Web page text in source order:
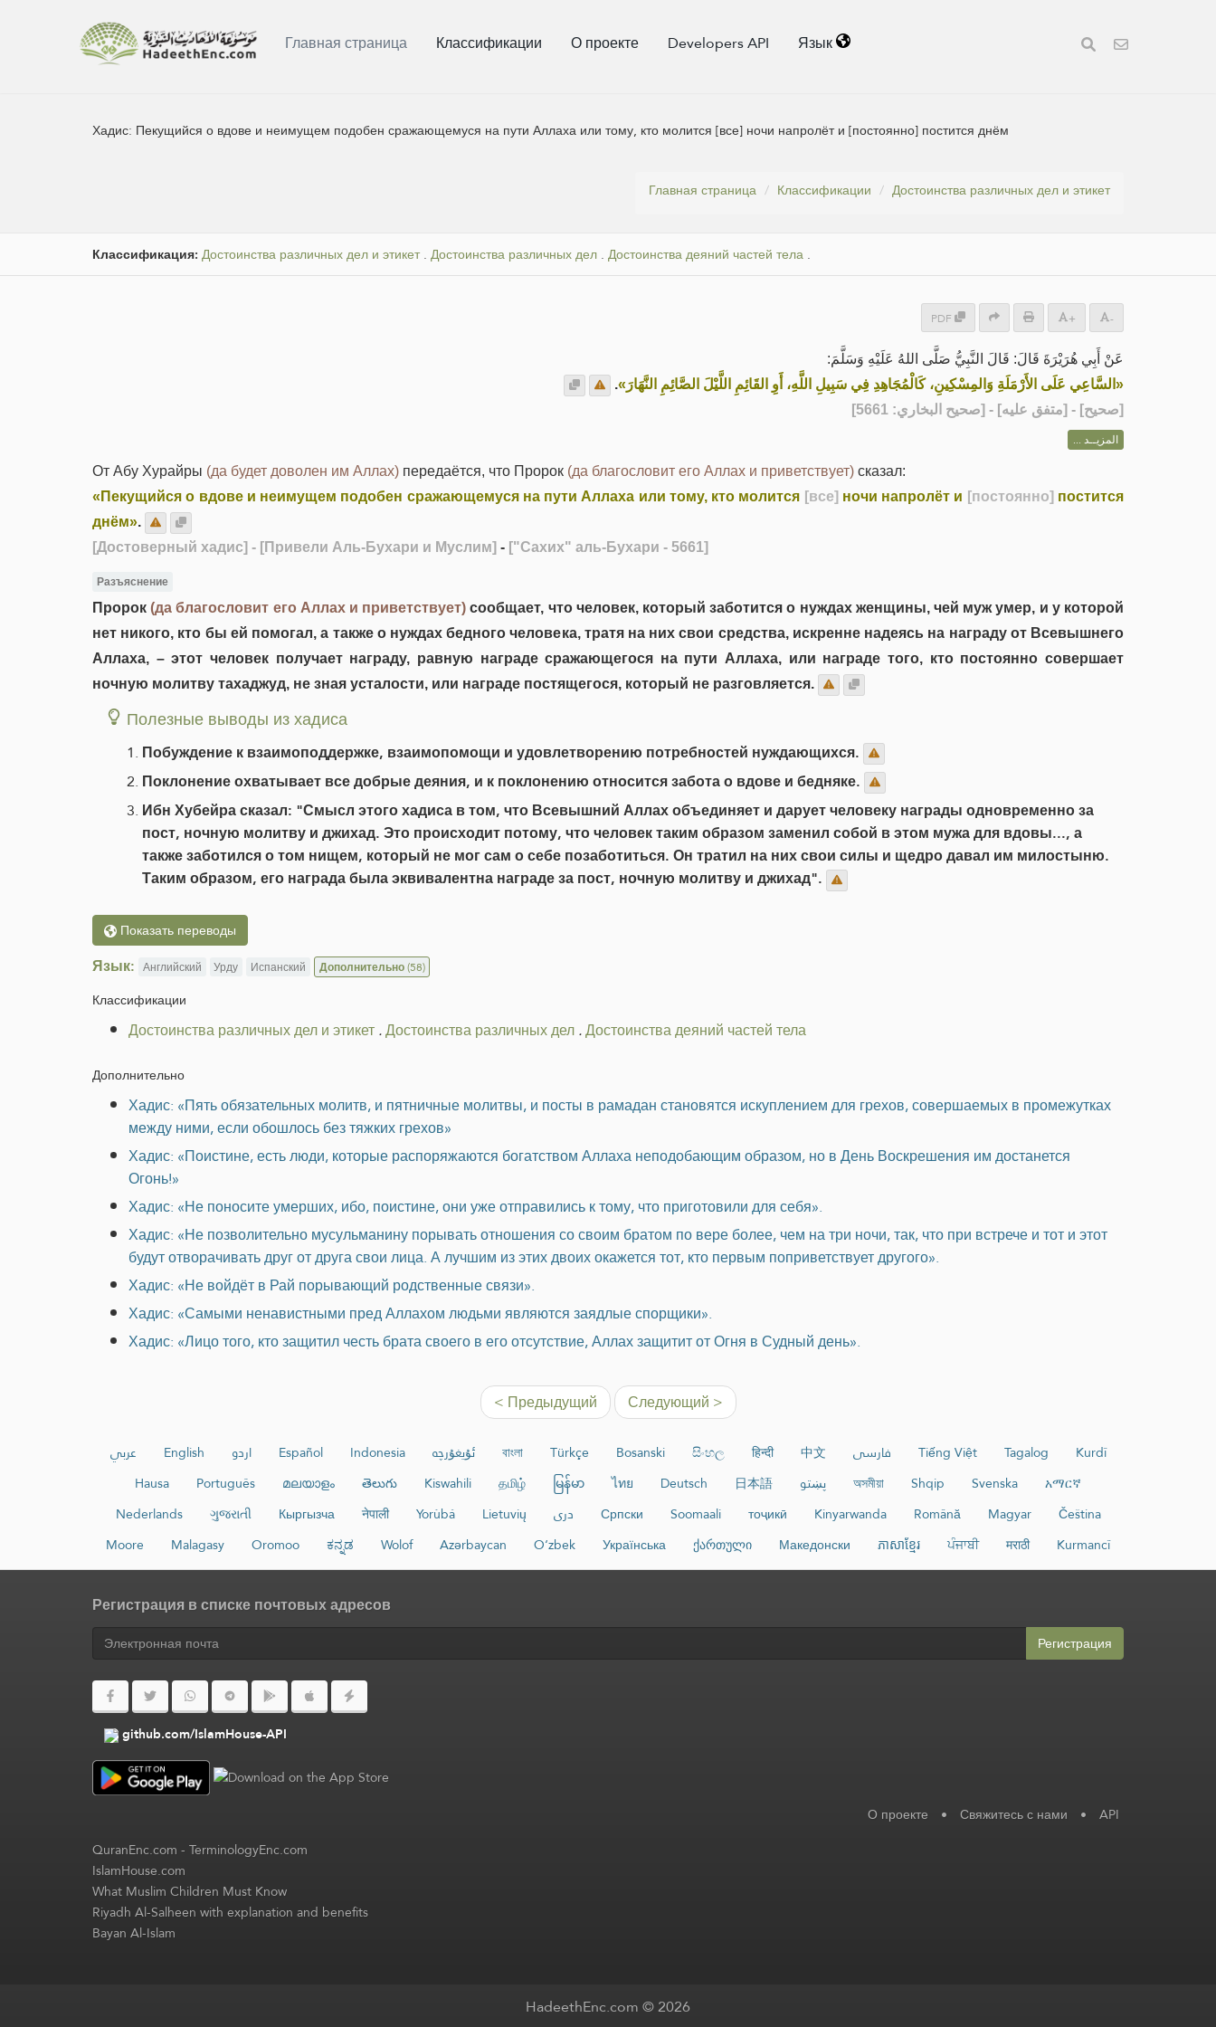
Главная страница Классификации О проекте Developers API Язык
Хадис: Пекущийся о вдове и неимущем подобен сражающемуся на пути Аллаха или тому, кто молится [все] ночи напролёт и [постоянно] постится днём
Главная страница Классификации Достоинства различных дел и этикет
Классификация: Достоинства различных дел и этикет. Достоинства различных дел . Достоинства деяний частей тела .
PDF + -
عَنْ أَبِي هُرَيْرَةَ قَالَ: قَالَ النَّبِيُّ صَلَّى اللهُ عَلَيْهِ وَسَلَّمَ:
«السَّاعِي عَلَى الأَرْمَلَةِ وَالمِسْكِينِ، كَالْمُجَاهِدِ فِي سَبِيلِ اللَّهِ، أَوِ القَائِمِ اللَّيْلَ الصَّائِمِ النَّهَارَ».
[صحيح] - [متفق عليه] - [صحيح البخاري: 5661]
المزيــد ...
От Абу Хурайры (да будет доволен им Аллах) передаётся, что Пророк (да благословит его Аллах и приветствует) сказал:
«Пекущийся о вдове и неимущем подобен сражающемуся на пути Аллаха или тому, кто молится [все] ночи напролёт и [постоянно] постится
днём».
[Достоверный хадис] - [Привели Аль-Бухари и Муслим] - ["Сахих" аль-Бухари - 5661]
Разъяснение
Пророк(да благословит его Аллах и приветствует) сообщает, что человек, который заботится о нуждах женщины, чей муж умер, и у которой
нет никого, кто бы ей помогал, а также о нуждах бедного человека, тратя на них свои средства, искренне надеясь на награду от Всевышнего
Аллаха, – этот человек получает награду, равную награде сражающегося на пути Аллаха, или награде того, кто постоянно совершает
ночную молитву тахаджуд, не зная усталости, или награде постящегося, который не разговляется.
Полезные выводы из хадиса
Побуждение к взаимоподдержке, взаимопомощи и удовлетворению потребностей нуждающихся.
Поклонение охватывает все добрые деяния, и к поклонению относится забота о вдове и бедняке.
Ибн Хубейра сказал: "Смысл этого хадиса в том, что Всевышний Аллах объединяет и дарует человеку награды одновременно за
пост, ночную молитву и джихад. Это происходит потому, что человек таким образом заменил собой в этом мужа для вдовы..., а
также заботился о том нищем, который не мог сам о себе позаботиться. Он тратил на них свои силы и щедро давал им милостыню.
Таким образом, его награда была эквивалентна награде за пост, ночную молитву и джихад".
Показать переводы
Язык: Английский Урду Испанский Дополнительно(58)
Классификации
Достоинства различных дел и этикет.Достоинства различных дел.Достоинства деяний частей тела
Дополнительно
Хадис: «Пять обязательных молитв, и пятничные молитвы, и посты в рамадан становятся искуплением для грехов, совершаемых в промежутках
между ними, если обошлось без тяжких грехов»
Хадис: «Поистине, есть люди, которые распоряжаются богатством Аллаха неподобающим образом, но в День Воскрешения им достанется
Огонь!»
Хадис: «Не поносите умерших, ибо, поистине, они уже отправились к тому, что приготовили для себя».
Хадис: «Не позволительно мусульманину порывать отношения со своим братом по вере более, чем на три ночи, так, что при встрече и тот и этот
будут отворачивать друг от друга свои лица. А лучшим из этих двоих окажется тот, кто первым поприветствует другого».
Хадис: «Не войдёт в Рай порывающий родственные связи».
Хадис: «Самыми ненавистными пред Аллахом людьми являются заядлые спорщики».
Хадис: «Лицо того, кто защитил честь брата своего в его отсутствие, Аллах защитит от Огня в Судный день».
< Предыдущий Следующий >
عربي English اردو Español Indonesia ئۇيغۇرچە বাংলা Türkçe Bosanski සිංහල हिन्दी 中文 فارسی Tiếng Việt Tagalog
Kurdî
Hausa
Português മലയാളം తెలుగు Kiswahili தமிழ் မြန်မာ ไทย Deutsch 日本語 پښتو অসমীয়া Shqip Svenska
አማርኛ
Nederlands
ગુજરાતી Кыргызча नेपाली Yorùbá Lietuvių دری Српски Soomaali тоҷикӣ Kinyarwanda Română Magyar
Čeština
Moore
Malagasy Oromoo ಕನ್ನಡ Wolof Azərbaycan O‘zbek Українська ქართული Македонски ភាសាខ្មែរ ਪੰਜਾਬੀ मराठी Kurmancî
Регистрация в списке почтовых адресов
Регистрация
github.com/IslamHouse-API
О проекте • Свяжитесь с нами • API
QuranEnc.com-TerminologyEnc.com
IslamHouse.com
What Muslim Children Must Know
Riyadh Al-Salheen with explanation and benefits
Bayan Al-Islam
HadeethEnc.com © 2026